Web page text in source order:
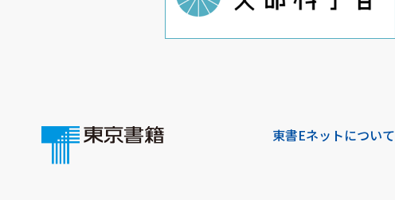
東書Eネットについて